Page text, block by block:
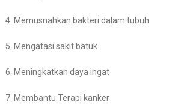
4. Memusnahkan bakteri dalam tubuh
5. Mengatasi sakit batuk
6. Meningkatkan daya ingat
7. Membantu Terapi kanker